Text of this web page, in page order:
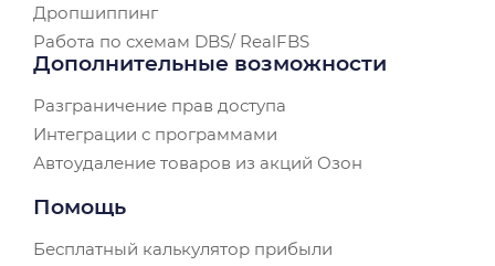
Дропшиппинг
Работа по схемам DBS/ RealFBS
Дополнительные возможности
Разграничение прав доступа
Интеграции с программами
Автоудаление товаров из акций Озон
Помощь
Бесплатный калькулятор прибыли